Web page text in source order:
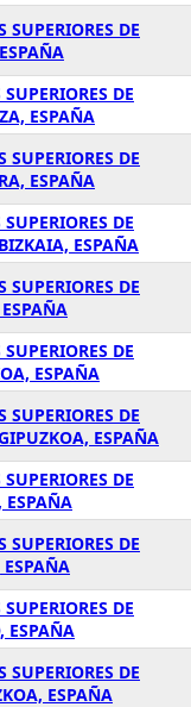
SUPERIORES DE
DE
ESPAÑA
SUPERIORES DE
ESPAÑA
DE
ESPAÑA
SUPERIORES DE
DE
ESPAÑA
SUPERIORES DE
ESPAÑA
DE
ESPAÑA
SUPERIORES DE
DE
ESPAÑA
SUPERIORES DE
ESPAÑA